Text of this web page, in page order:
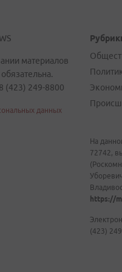
материалов
(423) 249-8800
данных
На
72742,
https://
(423)